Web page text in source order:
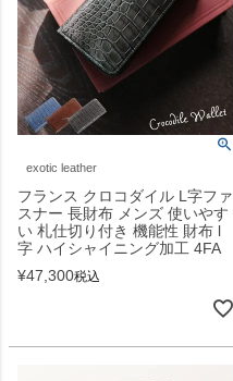
exotic leather
フランス クロコダイル L字ファ
スナー 長財布 メンズ 使いやす
い 札仕切り付き 機能性 財布 l
字 ハイシャイニング加工 4FA
¥47,300税込